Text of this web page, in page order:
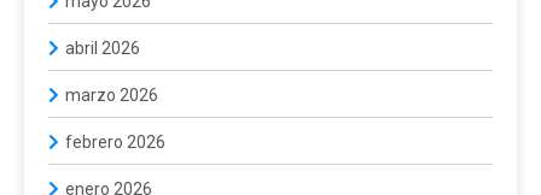
abril 2026
marzo 2026
febrero 2026
enero 2026